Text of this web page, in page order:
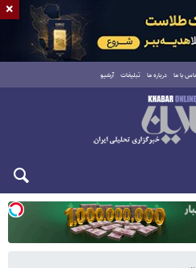
با ما درباره ما تبلیغات آرشیو
×